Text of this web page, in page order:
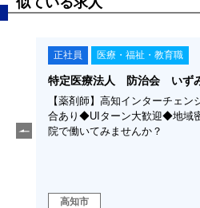
え
正社員 医療・福祉・教育職
特定医療法人 防治会 いず
【薬剤師】高知インターチェ
合あり◆UIターン大歓迎◆地域
院で働いてみませんか？
高知市